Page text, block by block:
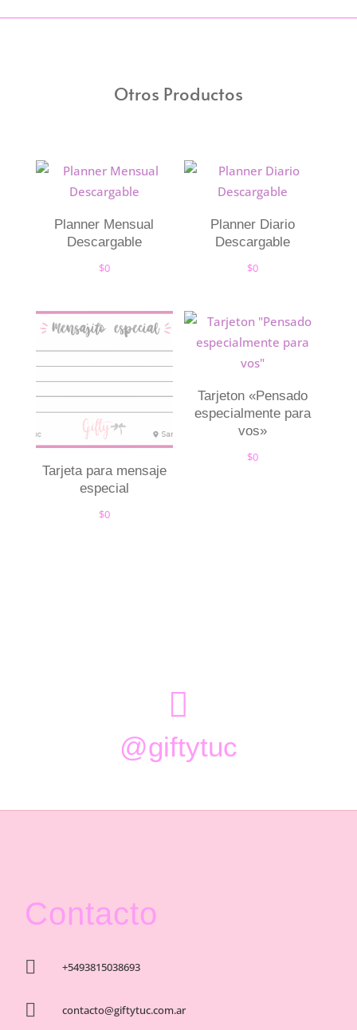
Otros Productos
Planner Mensual
Descargable
$0
Planner Diario
Descargable
$0
Tarjeta para mensaje
especial
$0
Tarjeton «Pensado
especialmente para
vos»
$0

@giftytuc
Contacto
 +5493815038693
 contacto@giftytuc.com.ar